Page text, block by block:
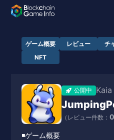
ゲーム概要 レビュー チ
NFT
公開中
（レビュー件数： 0
◾️ゲーム概要